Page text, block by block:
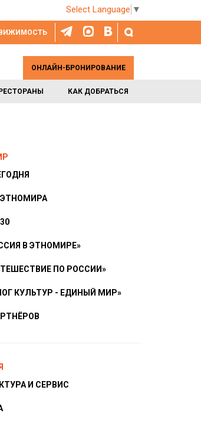
Select Language ▼
РЕСТОРАНЫ КАК ДОБРАТЬСЯ
ОНЛАЙН-БРОНИРОВАНИЕ
В ЭТНОМИРЕ»
ПО РОССИИ»
КУЛЬТУР - ЕДИНЫЙ МИР»
И СЕРВИС